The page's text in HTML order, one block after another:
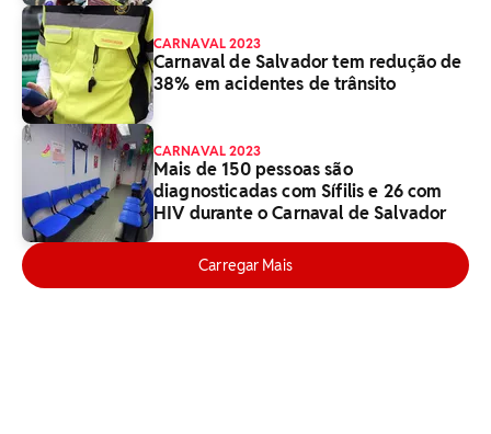
CARNAVAL 2023
Carnaval de Salvador tem redução de
38% em acidentes de trânsito
CARNAVAL 2023
Mais de 150 pessoas são
diagnosticadas com Sífilis e 26 com
HIV durante o Carnaval de Salvador
Carregar Mais